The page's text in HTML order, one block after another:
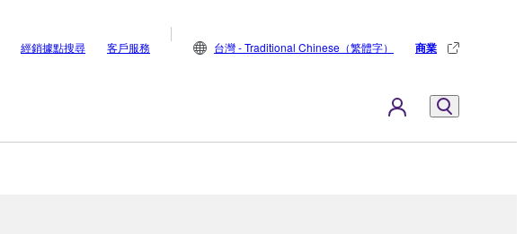
經銷據點搜尋 客戶服務 台灣 - Traditional Chinese（繁體字） 商業